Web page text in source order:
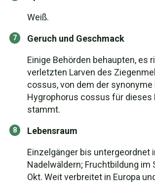
Weiß.
Geruch und Geschmack
Einige Behörden behaupten, es
verletzten Larven des
cossus, von dem der synonyme
Hygrophorus cossus für dieses
stammt.
Lebensraum
Einzelgänger bis untergeordnet
Nadelwäldern; Fruchtbildung im
Okt. Weit verbreitet in Europa